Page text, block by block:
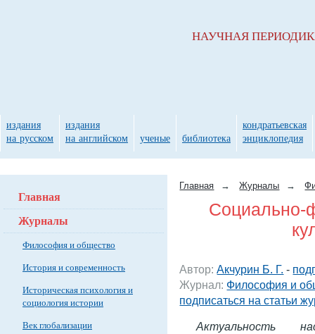
Главная → Журналы →
Социально-
Автор: Акчурин Б. Г. -
Журнал: Философия и
подписаться на статьи
Актуальность
Главная
Журналы
Философия и общество
История и современность
Историческая психология и
социология истории
Век глобализации
НАУЧНАЯ
издания
на русском
издания
на английском
ученые библиотека
кондратьевская
энциклопедия